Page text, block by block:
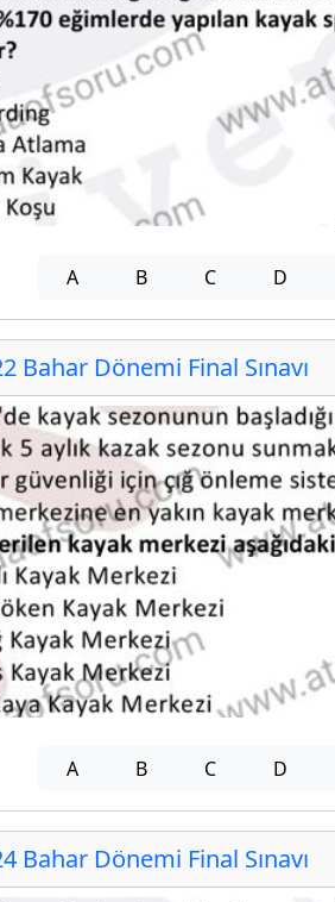
A B C D
Bahar Dönemi Final Sınavı
A B C D
Bahar Dönemi Final Sınavı